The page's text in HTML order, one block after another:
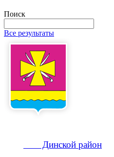
Поиск
Все результаты
Динской район